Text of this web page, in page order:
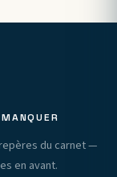
du carnet —
en avant.